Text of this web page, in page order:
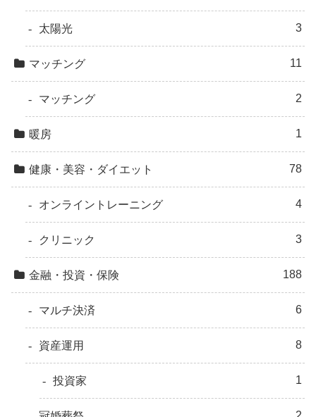
太陽光 3
マッチング 11
マッチング 2
暖房 1
健康・美容・ダイエット 78
オンライントレーニング 4
クリニック 3
金融・投資・保険 188
マルチ決済 6
資産運用 8
投資家 1